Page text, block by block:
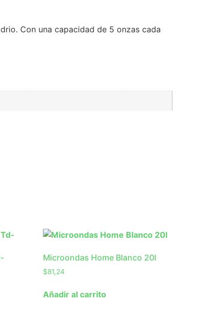
Con una capacidad de 5 onzas cada
Microondas Home Blanco 20l
$81,24
Añadir al carrito